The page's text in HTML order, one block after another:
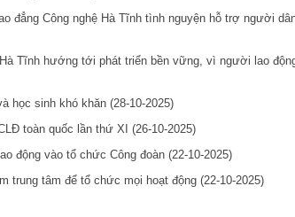
đẳng Công nghệ Hà Tĩnh tình nguyện hỗ trợ người
Tĩnh hướng tới phát triển bền vững, vì người lao
học sinh khó khăn (28-10-2025)
toàn quốc lần thứ XI (26-10-2025)
động vào tổ chức Công đoàn (22-10-2025)
trung tâm để tổ chức mọi hoạt động (22-10-2025)